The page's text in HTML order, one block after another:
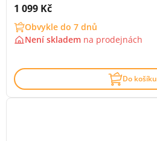
Cena s DPH:
1 099 Kč
Obvykle do 7 dnů
Není skladem na prodejnách
Do košíku